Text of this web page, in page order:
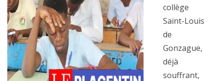
collège
Saint-Louis
de
Gonzague,
déjà
souffrant,